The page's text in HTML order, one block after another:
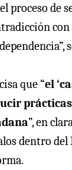
proceso de
con
que “el
”, en
dentro del